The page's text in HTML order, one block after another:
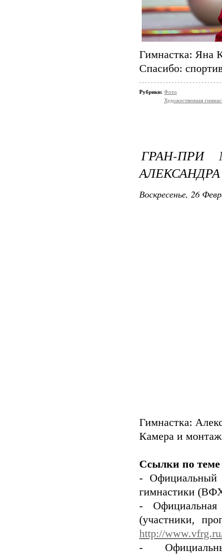
Гимнастка: Яна
Спасибо:
Рубрики: Фото
Художественная
ГРАН-ПРИ
Воскресенье, 26
Гимнастка:
Камера и
Ссылки по теме
- Официальный
гимнастики
-
(участники,
http://
-